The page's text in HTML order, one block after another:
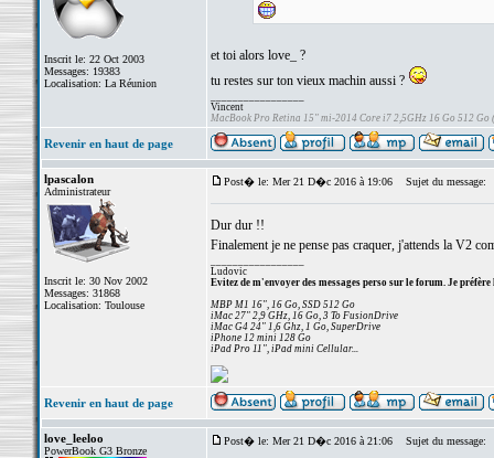
Inscrit le: 22 Oct 2003
Messages: 19383
Localisation: La Réunion
et toi alors love_ ?
tu restes sur ton vieux machin aussi ?
Vincent
MacBook Pro Retina 15" mi-2014 Core i7 2,5GHz 16 Go 512 Go
Revenir en haut de page
lpascalon
Administrateur
Inscrit le: 30 Nov 2002
Messages: 31868
Localisation: Toulouse
Post� le: Mer 21 D�c 2016 à 19:06 Sujet du message:
Dur dur !!
Finalement je ne pense pas craquer, j'attends la V2
Ludovic
Evitez de m'envoyer des messages perso sur le forum. Je préfère
MBP M1 16", 16 Go, SSD 512 Go
iMac 27" 2,9 GHz, 16 Go, 3 To FusionDrive
iMac G4 24" 1,6 Ghz, 1 Go, SuperDrive
iPhone 12 mini 128 Go
iPad Pro 11", iPad mini Cellular...
Revenir en haut de page
love_leeloo
PowerBook G3 Bronze
Post� le: Mer 21 D�c 2016 à 21:06 Sujet du message: